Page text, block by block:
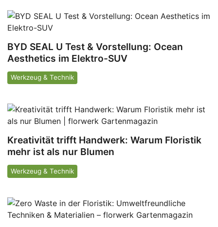
BYD SEAL U Test & Vorstellung: Ocean
Aesthetics im Elektro-SUV
Werkzeug & Technik
Kreativität trifft Handwerk: Warum Floristik
mehr ist als nur Blumen
Werkzeug & Technik